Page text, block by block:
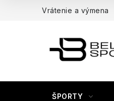
Vrátenie a výmena
ŠPORTY